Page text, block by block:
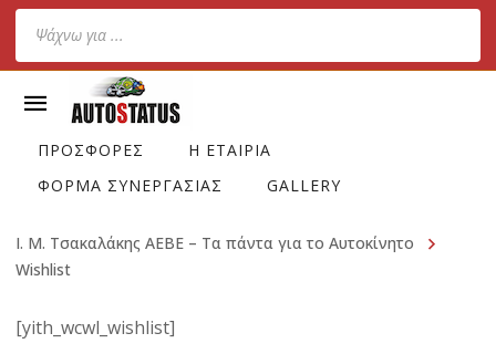
Products
search
ΠΡΟΣΦΟΡΕΣ
Η ΕΤΑΙΡΙΑ
ΦΟΡΜΑ ΣΥΝΕΡΓΑΣΙΑΣ
GALLERY
Ι. Μ. Τσακαλάκης ΑΕΒΕ – Τα πάντα για το Αυτοκίνητο
Wishlist
[yith_wcwl_wishlist]